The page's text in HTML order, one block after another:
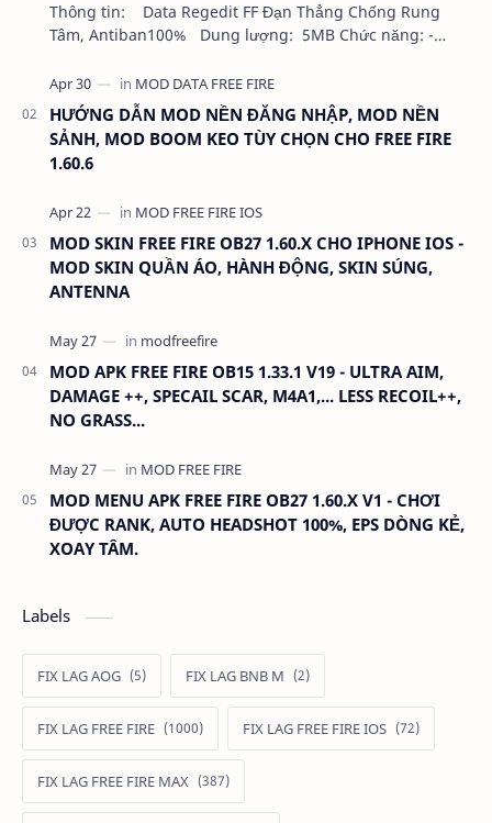
Thông tin: Data Regedit FF Đạn Thẳng Chống Rung
Tâm, Antiban100% Dung lượng: 5MB Chức năng: -
HƯỚNG DẪN MOD NỀN ĐĂNG NHẬP, MOD NỀN
SẢNH, MOD BOOM KEO TÙY CHỌN CHO FREE FIRE
1.60.6
MOD SKIN FREE FIRE OB27 1.60.X CHO IPHONE IOS -
MOD SKIN QUẦN ÁO, HÀNH ĐỘNG, SKIN SÚNG,
ANTENNA
MOD APK FREE FIRE OB15 1.33.1 V19 - ULTRA AIM,
DAMAGE ++, SPECAIL SCAR, M4A1,... LESS RECOIL++,
NO GRASS...
MOD MENU APK FREE FIRE OB27 1.60.X V1 - CHƠI
ĐƯỢC RANK, AUTO HEADSHOT 100%, EPS DÒNG KẺ,
XOAY TÂM.
Labels
FIX LAG AOG FIX LAG BNB M
FIX LAG FREE FIRE FIX LAG FREE FIRE IOS
FIX LAG FREE FIRE MAX